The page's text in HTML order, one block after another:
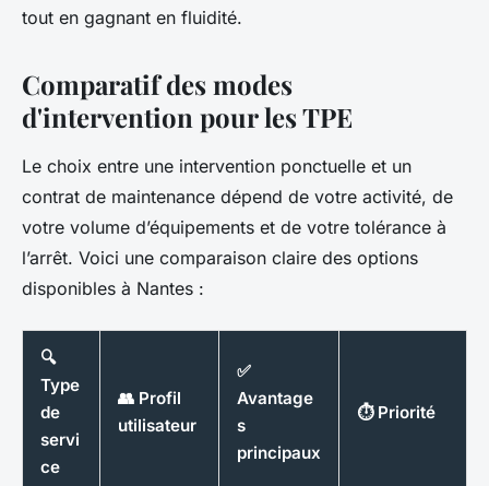
tout en gagnant en fluidité.
Comparatif des modes
d'intervention pour les TPE
Le choix entre une intervention ponctuelle et un
contrat de maintenance dépend de votre activité, de
votre volume d’équipements et de votre tolérance à
l’arrêt. Voici une comparaison claire des options
disponibles à Nantes :
🔍
Type
de
servi
ce
👥 Profil
utilisateur
✅
Avantage
s
principaux
⏱️ Priorité